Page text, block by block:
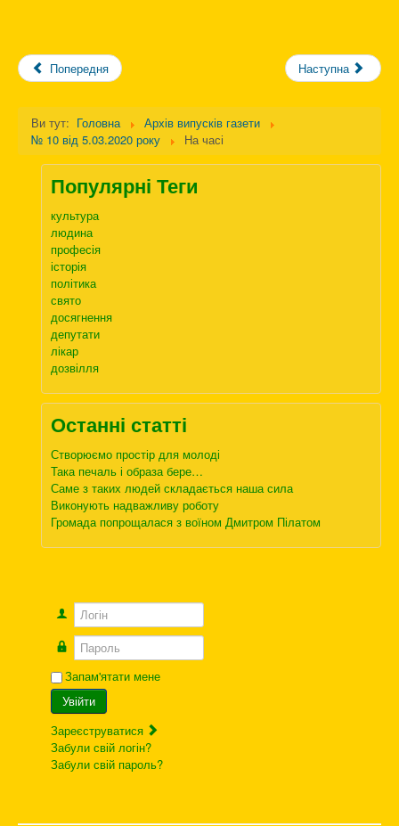
Попередня Наступна
Ви тут: Головна
Архів випусків газети
№ 10 від 5.03.2020 року
На часі
Популярні Теги
культура
людина
професія
історія
політика
свято
досягнення
депутати
лікар
дозвілля
Останні статті
Створюємо простір для молоді
Така печаль і образа бере…
Саме з таких людей складається наша сила
Виконують надважливу роботу
Громада попрощалася з воїном Дмитром Пілатом
Логін
Пароль
Запам'ятати мене
Увійти
Зареєструватися
Забули свій логін?
Забули свій пароль?